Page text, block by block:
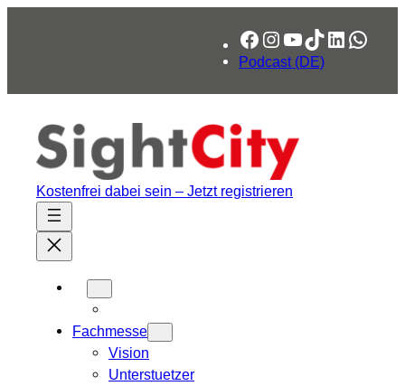
Facebook
Instagram
YouTube
TikTok
LinkedIn
Podcast (DE)
Kostenfrei dabei sein – Jetzt registrieren
Fachmesse
Vision
Unterstuetzer